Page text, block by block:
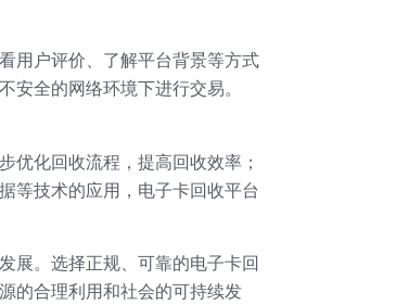
用户评价、了解平台背景等方式
全的网络环境下进行交易。
优化回收流程，提高回收效率；
等技术的应用，电子卡回收平台
展。选择正规、可靠的电子卡回
的合理利用和社会的可持续发